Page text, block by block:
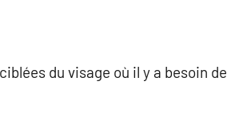
du visage où il y a besoin de